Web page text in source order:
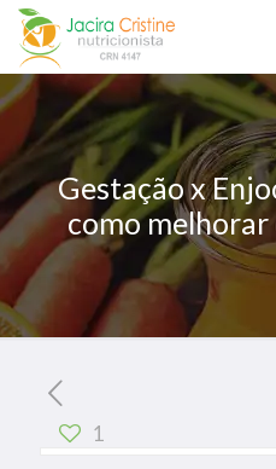
Gestação x
como
1